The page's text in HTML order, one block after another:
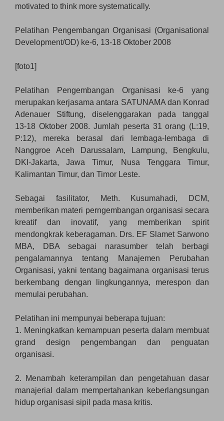
motivated to think more systematically.
Pelatihan Pengembangan Organisasi (Organisational
Development/OD) ke-6, 13-18 Oktober 2008
[foto1]
Pelatihan Pengembangan Organisasi ke-6 yang
merupakan kerjasama antara SATUNAMA dan Konrad
Adenauer Stiftung, diselenggarakan pada tanggal
13-18 Oktober 2008. Jumlah peserta 31 orang (L:19,
P:12), mereka berasal dari lembaga-lembaga di
Nanggroe Aceh Darussalam, Lampung, Bengkulu,
DKI-Jakarta, Jawa Timur, Nusa Tenggara Timur,
Kalimantan Timur, dan Timor Leste.
Sebagai fasilitator, Meth. Kusumahadi, DCM,
memberikan materi perngembangan organisasi secara
kreatif dan inovatif, yang memberikan spirit
mendongkrak keberagaman. Drs. EF Slamet Sarwono
MBA, DBA sebagai narasumber telah berbagi
pengalamannya tentang Manajemen Perubahan
Organisasi, yakni tentang bagaimana organisasi terus
berkembang dengan lingkungannya, merespon dan
memulai perubahan.
Pelatihan ini mempunyai beberapa tujuan:
1. Meningkatkan kemampuan peserta dalam membuat
grand design pengembangan dan penguatan
organisasi.
2. Menambah keterampilan dan pengetahuan dasar
manajerial dalam mempertahankan keberlangsungan
hidup organisasi sipil pada masa kritis.